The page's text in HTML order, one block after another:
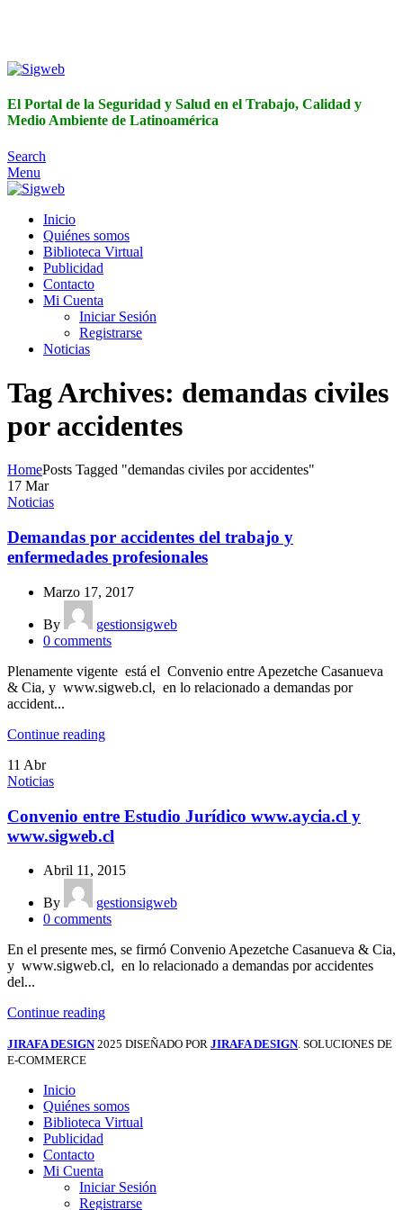
El Portal de la Seguridad y Salud en el Trabajo, Calidad y
Medio Ambiente de Latinoamérica
Search
Menu
Inicio
Quiénes somos
Biblioteca Virtual
Publicidad
Contacto
Mi Cuenta
Iniciar Sesión
Registrarse
Noticias
Tag Archives: demandas civiles
por accidentes
HomePosts Tagged "demandas civiles por accidentes"
17 Mar
Noticias
Demandas por accidentes del trabajo y
enfermedades profesionales
Marzo 17, 2017
By
gestionsigweb
0 comments
Plenamente vigente está el Convenio entre Apezetche Casanueva
& Cia, y www.sigweb.cl, en lo relacionado a demandas por
accident...
Continue reading
11 Abr
Noticias
Convenio entre Estudio Jurídico www.aycia.cl y
www.sigweb.cl
Abril 11, 2015
By
gestionsigweb
0 comments
En el presente mes, se firmó Convenio Apezetche Casanueva & Cia,
y www.sigweb.cl, en lo relacionado a demandas por accidentes
del...
Continue reading
JIRAFA DESIGN 2025 DISEÑADO POR JIRAFA DESIGN. SOLUCIONES DE
E-COMMERCE
Inicio
Quiénes somos
Biblioteca Virtual
Publicidad
Contacto
Mi Cuenta
Iniciar Sesión
Registrarse